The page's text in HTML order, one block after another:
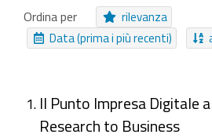
EasyForm
Struttura
Evento
Bando Canale
File
Cartella
Collegamento
Immagine
Ordina per
rilevanza
Data (prima i più recenti)
Il Punto Impresa Digitale
Research to Business